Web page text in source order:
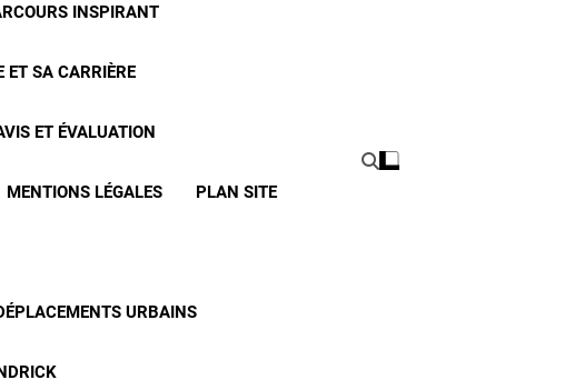
INSPIRANT
ET SA CARRIÈRE
ET ÉVALUATION
MENTIONS LÉGALES PLAN SITE
URBAINS